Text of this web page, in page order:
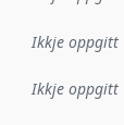
Ikkje oppgitt
Ikkje oppgitt